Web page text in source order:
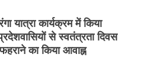
यात्रा कार्यक्रम में किया
से स्वतंत्रता दिवस
का किया आवाह्न